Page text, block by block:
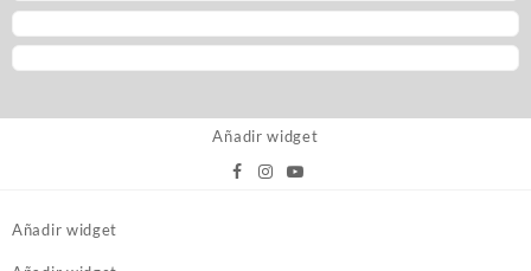
Añadir widget
Añadir widget